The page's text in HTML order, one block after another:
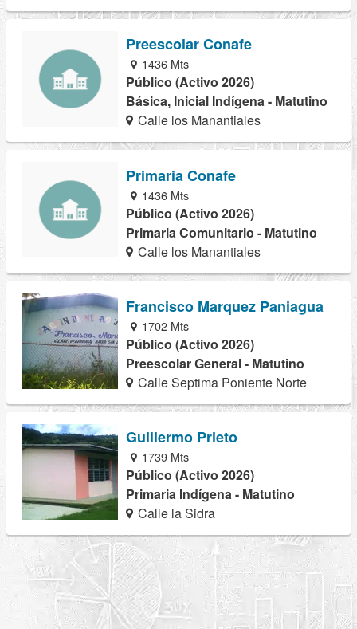
Preescolar Conafe
1436 Mts
Público (Activo 2026)
Básica, Inicial Indígena - Matutino
Calle los Manantiales
Primaria Conafe
1436 Mts
Público (Activo 2026)
Primaria Comunitario - Matutino
Calle los Manantiales
Francisco Marquez Paniagua
1702 Mts
Público (Activo 2026)
Preescolar General - Matutino
Calle Septima Poniente Norte
Guillermo Prieto
1739 Mts
Público (Activo 2026)
Primaria Indígena - Matutino
Calle la Sidra